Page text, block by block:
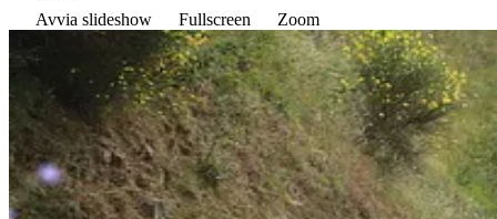
Avvia slideshow
Fullscreen Zoom